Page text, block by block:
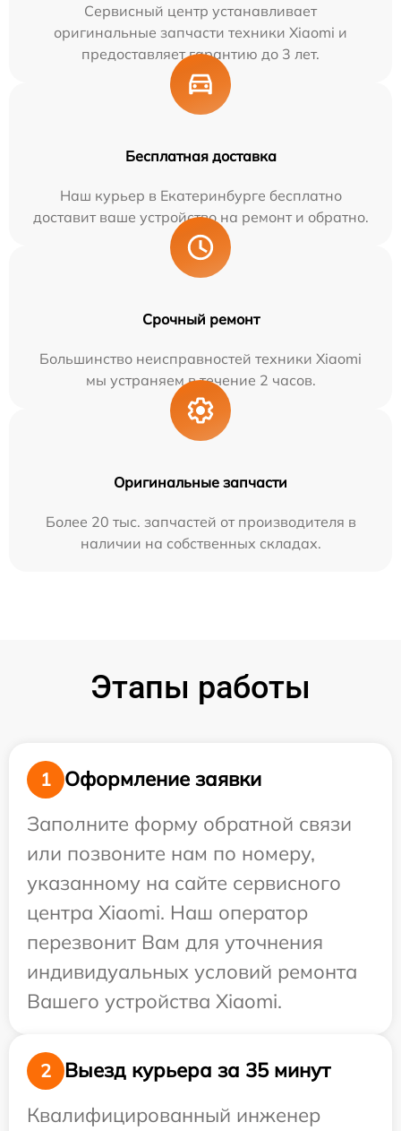
Сервисный центр устанавливает
оригинальные запчасти техники Xiaomi и
предоставляет гарантию до 3 лет.
Бесплатная доставка
Наш курьер в Екатеринбурге бесплатно
доставит ваше устройство на ремонт и обратно.
Срочный ремонт
Большинство неисправностей техники Xiaomi
мы устраняем в течение 2 часов.
Оригинальные запчасти
Более 20 тыс. запчастей от производителя в
наличии на собственных складах.
Этапы работы
1
Оформление заявки
Заполните форму обратной связи
или позвоните нам по номеру,
указанному на сайте сервисного
центра Xiaomi. Наш оператор
перезвонит Вам для уточнения
индивидуальных условий ремонта
Вашего устройства Xiaomi.
2
Выезд курьера за 35 минут
Квалифицированный инженер